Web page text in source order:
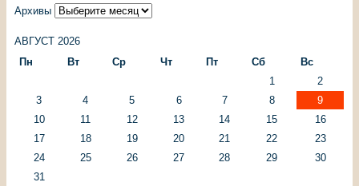
Архивы
АВГУСТ 2026
Пн
Вт Ср Чт Пт Сб
Вс
1
2
3
4 5 6 7 8
9
10
11 12 13 14 15
16
17
18 19 20 21 22
23
24
25 26 27 28 29
30
31